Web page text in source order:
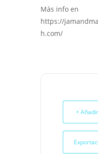
Más info en
https://
h.com/
+